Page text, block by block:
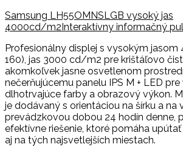
Samsung LH55OMNSLGB vysoký jas
4000cd/m2 Interaktívny informačný
Profesionálny displej s vysokým jasom
160), jas 3000 cd/m2 pre krištáľovo
akomkoľvek jasne osvetlenom
nečerňujúcemu panelu IPS M + LED
dlhotrvajúce farby a obrazový výkon.
je dodávaný s orientáciou na šírku a na
prevádzkovou dobou 24 hodín denne,
efektívne riešenie, ktoré pomáha
aj na tých najsvetlejších miestach.